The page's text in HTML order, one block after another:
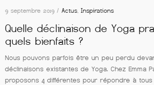
9 septembre 2019 / Actus, Inspirations
Quelle déclinaison de Yoga
quels bienfaits ?
Nous pouvons parfois être un peu perdu
déclinaisons existantes de Yoga. Chez Emma
proposons 4 différentes pour répondre à tous